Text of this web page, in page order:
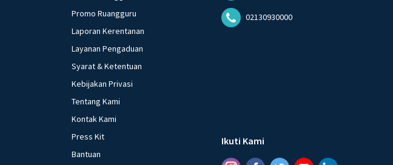
Promo Ruangguru
Laporan Kerentanan
Layanan Pengaduan
Syarat & Ketentuan
Kebijakan Privasi
Tentang Kami
Kontak Kami
Press Kit
Bantuan
02130930000
Ikuti Kami